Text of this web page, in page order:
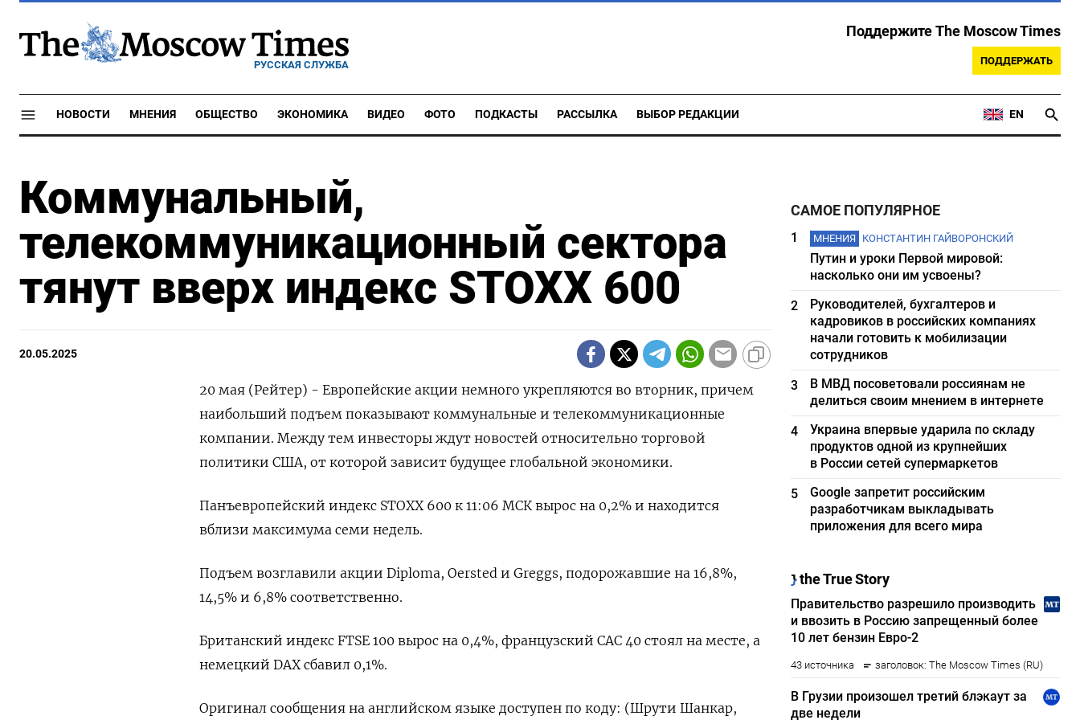
РУССКАЯ СЛУЖБА
Поддержите The Moscow Times
ПОДДЕРЖАТЬ
НОВОСТИ МНЕНИЯ ОБЩЕСТВО ЭКОНОМИКА ВИДЕО ФОТО ПОДКАСТЫ РАССЫЛКА ВЫБОР РЕДАКЦИИ EN
Коммунальный,
телекоммуникационный сектора
тянут вверх индекс STOXX 600
20.05.2025
20 мая (Рейтер) - Европейские акции немного укрепляются во вторник, причем
наибольший подъем показывают коммунальные и телекоммуникационные
компании. Между тем инвесторы ждут новостей относительно торговой
политики США, от которой зависит будущее глобальной экономики.
Панъевропейский индекс STOXX 600 к 11:06 МСК вырос на 0,2% и находится
вблизи максимума семи недель.
Подъем возглавили акции Diploma, Oersted и Greggs, подорожавшие на 16,8%,
14,5% и 6,8% соответственно.
Британский индекс FTSE 100 вырос на 0,4%, французский CAC 40 стоял на месте, а
немецкий DAX сбавил 0,1%.
Оригинал сообщения на английском языке доступен по коду: (Шрути Шанкар,
САМОЕ ПОПУЛЯРНОЕ
1 МНЕНИЯ КОНСТАНТИН ГАЙВОРОНСКИЙ
Путин и уроки Первой мировой:
насколько они им усвоены?
2
Руководителей, бухгалтеров и
кадровиков в российских компаниях
начали готовить к мобилизации
сотрудников
3
В МВД посоветовали россиянам не
делиться своим мнением в интернете
4
Украина впервые ударила по складу
продуктов одной из крупнейших
в России сетей супермаркетов
5
Google запретит российским
разработчикам выкладывать
приложения для всего мира